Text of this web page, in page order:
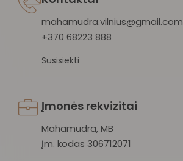
mahamudra.vilnius@gmail.com
+370 68223 888
Susisiekti
Įmonės rekvizitai
Mahamudra, MB
Įm. kodas 306712071